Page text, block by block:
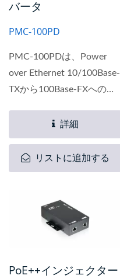
バータ
PMC-100PD
PMC-100PDは、Power
over Ethernet 10/100Base-
TXから100Base-FXへの非
ス）です。...詳細
リストに追加する
PoE++インジェクター